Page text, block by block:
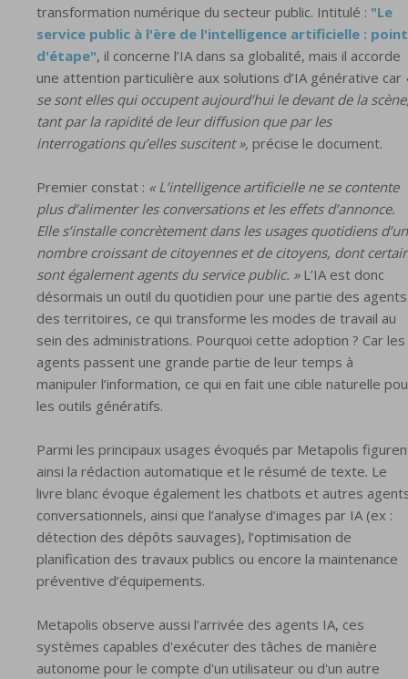
transformation numérique du secteur public. Intitulé : "Le
service public à l'ère de l'intelligence artificielle : point
d'étape", il concerne l’IA dans sa globalité, mais il accorde
une attention particulière aux solutions d’IA générative car
se sont elles qui occupent aujourd’hui le devant de la
tant par la rapidité de leur diffusion que par les
interrogations qu’elles suscitent », précise le document.
Premier constat : « L’intelligence artificielle ne se contente
plus d’alimenter les conversations et les effets d’annonce.
Elle s’installe concrètement dans les usages quotidiens d’un
nombre croissant de citoyennes et de citoyens, dont
sont également agents du service public. »L’IA est donc
désormais un outil du quotidien pour une partie des agents
des territoires, ce qui transforme les modes de travail au
sein des administrations. Pourquoi cette adoption ? Car les
agents passent une grande partie de leur temps à
manipuler l’information, ce qui en fait une cible naturelle
les outils génératifs.
Parmi les principaux usages évoqués par Metapolis
ainsi la rédaction automatique et le résumé de texte. Le
livre blanc évoque également les chatbots et autres
conversationnels, ainsi que l’analyse d’images par IA (ex :
détection des dépôts sauvages), l’optimisation de
planification des travaux publics ou encore la maintenance
préventive d’équipements.
Metapolis observe aussi l’arrivée des agents IA, ces
systèmes capables d'exécuter des tâches de manière
autonome pour le compte d'un utilisateur ou d'un autre